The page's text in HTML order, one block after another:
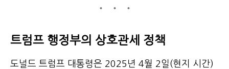
트럼프 행정부의 상호관세 정책
도널드 트럼프 대통령은 2025년 4월 2일(현지 시간)